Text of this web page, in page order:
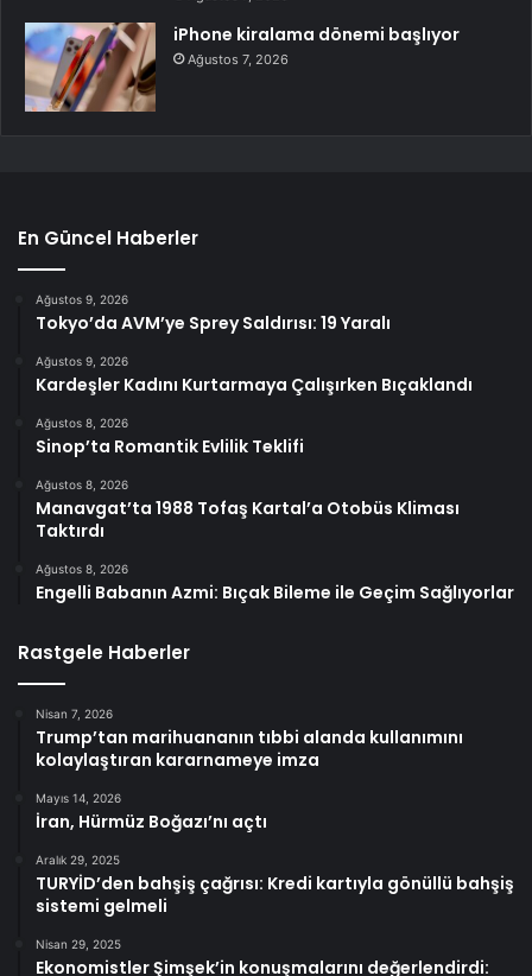
iPhone kiralama dönemi başlıyor
Ağustos 7, 2026
En Güncel Haberler
Ağustos 9, 2026
Tokyo’da AVM’ye Sprey Saldırısı: 19 Yaralı
Ağustos 9, 2026
Kardeşler Kadını Kurtarmaya Çalışırken Bıçaklandı
Ağustos 8, 2026
Sinop’ta Romantik Evlilik Teklifi
Ağustos 8, 2026
Manavgat’ta 1988 Tofaş Kartal’a Otobüs Kliması
Taktırdı
Ağustos 8, 2026
Engelli Babanın Azmi: Bıçak Bileme ile Geçim Sağlıyorlar
Rastgele Haberler
Nisan 7, 2026
Trump’tan marihuananın tıbbi alanda kullanımını
kolaylaştıran kararnameye imza
Mayıs 14, 2026
İran, Hürmüz Boğazı’nı açtı
Aralık 29, 2025
TURYİD’den bahşiş çağrısı: Kredi kartıyla gönüllü bahşiş
sistemi gelmeli
Nisan 29, 2025
Ekonomistler Şimşek’in konuşmalarını değerlendirdi: